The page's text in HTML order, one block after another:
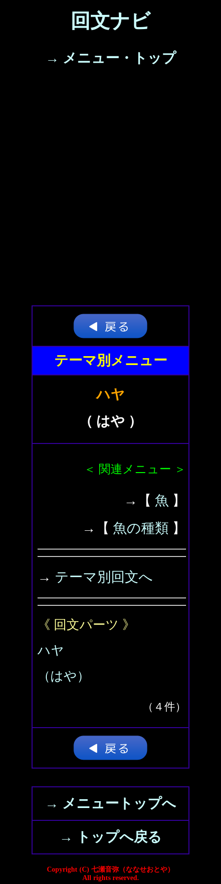
回文ナビ
→ メニュー・トップ
テーマ別メニュー
ハヤ
（ はや ）
＜ 関連メニュー ＞
→【 魚 】
→【 魚の種類 】
→ テーマ別回文へ
《 回文パーツ 》
ハヤ
（はや）
（４件）
→ メニュートップへ
→ トップへ戻る
Copyright (C) 七瀬音弥（ななせおとや）
All rights reserved.